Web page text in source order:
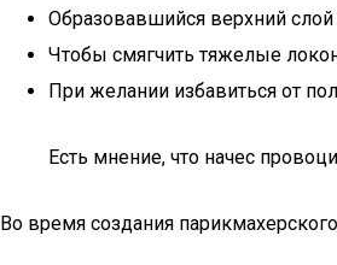
Образовавшийся верхний
Чтобы смягчить тяжелые
При желании избавиться от
Есть мнение, что начес
Во время создания